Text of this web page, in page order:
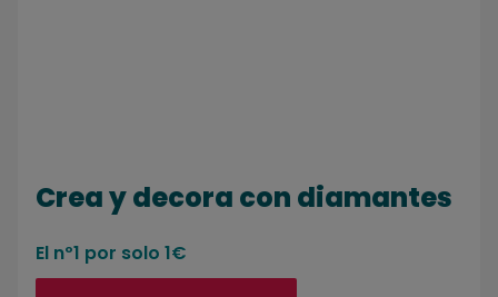
Crea y decora con diamantes
El nº1 por solo 1€